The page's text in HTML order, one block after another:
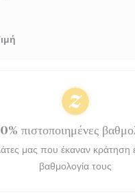
πιστοποιημένες
μας που έκαναν κράτηση
βαθμολογία τους